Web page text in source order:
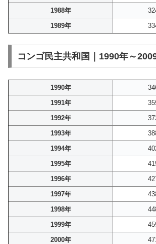
1988年
1989年
コンゴ民主共和国｜1990年～
1990年
1991年
1992年
1993年
1994年
1995年
1996年
1997年
1998年
1999年
2000年